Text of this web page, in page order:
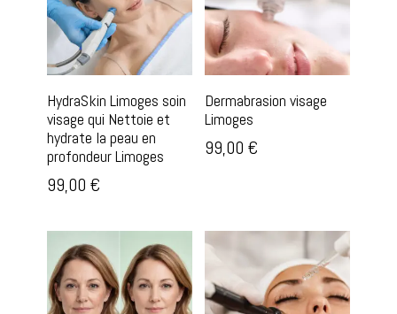
HydraSkin Limoges soin
visage qui Nettoie et
hydrate la peau en
profondeur Limoges
99,00 €
Dermabrasion visage
Limoges
99,00 €